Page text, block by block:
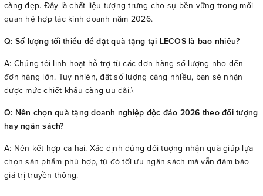
càng đẹp. Đây là chất liệu tượng trưng cho sự bền vững trong mối
quan hệ hợp tác kinh doanh năm 2026.
Q: Số lượng tối thiểu để đặt quà tặng tại LECOS là bao nhiêu?
A: Chúng tôi linh hoạt hỗ trợ từ các đơn hàng số lượng nhỏ đến
đơn hàng lớn. Tuy nhiên, đặt số lượng càng nhiều, bạn sẽ nhận
được mức chiết khấu càng ưu đãi.\
Q: Nên chọn quà tặng doanh nghiệp độc đáo 2026 theo đối tượng
hay ngân sách?
A: Nên kết hợp cả hai. Xác định đúng đối tượng nhận quà giúp lựa
chọn sản phẩm phù hợp, từ đó tối ưu ngân sách mà vẫn đảm bảo
giá trị truyền thông.